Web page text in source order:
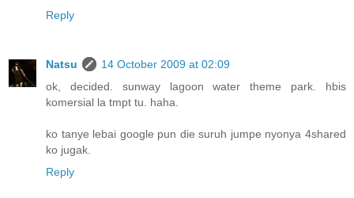
Reply
Natsu
14 October 2009 at 02:09
ok, decided. sunway lagoon water theme park. hbis
komersial la tmpt tu. haha.
ko tanye lebai google pun die suruh jumpe nyonya 4shared
ko jugak.
Reply